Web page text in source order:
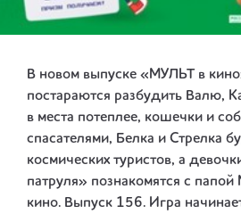
В новом выпуске «МУЛЬТ в
постараются разбудить Валю,
в места потеплее, кошечки и
спасателями, Белка и Стрелка
космических туристов, а
патруля» познакомятся с
кино. Выпуск 156. Игра